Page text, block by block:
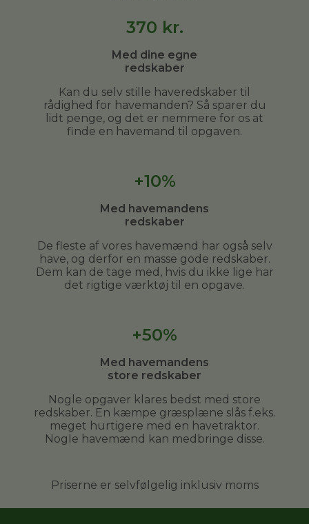
370 kr.
Med dine egne
redskaber
Kan du selv stille haveredskaber til
rådighed for havemanden? Så sparer du
lidt penge, og det er nemmere for os at
finde en havemand til opgaven.
+10%
Med havemandens
redskaber
De fleste af vores havemænd har også selv
have, og derfor en masse gode redskaber.
Dem kan de tage med, hvis du ikke lige har
det rigtige værktøj til en opgave.
+50%
Med havemandens
store redskaber
Nogle opgaver klares bedst med store
redskaber. En kæmpe græsplæne slås f.eks.
meget hurtigere med en havetraktor.
Nogle havemænd kan medbringe disse.
Priserne er selvfølgelig inklusiv moms